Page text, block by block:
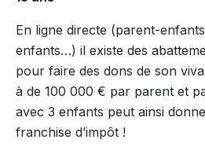
En ligne directe (parent-
enfants…) il existe des
pour faire des dons de son
à de 100 000 € par parent et
avec 3 enfants peut ainsi
franchise d’impôt !